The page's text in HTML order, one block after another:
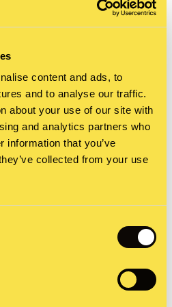
content and ads, to
and to analyse our traffic.
about your use of our site with
and analytics partners who
information that you’ve
collected from your use
die das Ansehen der
Bloggern und
habe ich auch mit vielen
von Firmen, die ich
Meine persönliche
in den allermeisten
eine Gruppe von Leuten
Weise arbeiten, die